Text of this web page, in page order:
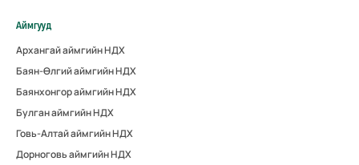
Аймгууд
Архангай аймгийн НДХ
Баян-Өлгий аймгийн НДХ
Баянхонгор аймгийн НДХ
Булган аймгийн НДХ
Говь-Алтай аймгийн НДХ
Дорноговь аймгийн НДХ